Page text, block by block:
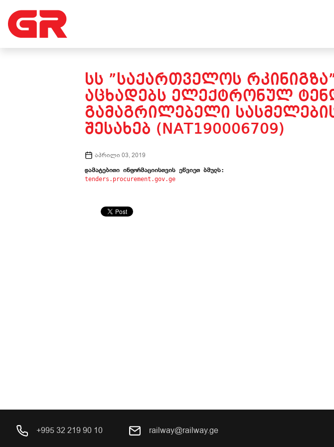
ᲡᲡ ”ᲡᲐᲥᲐᲠᲗᲕᲔᲚᲝᲡ
ᲐᲪᲮᲐᲓᲔᲑᲡ ᲔᲚᲔᲥᲢᲠᲝᲜᲣᲚ
ᲒᲐᲛᲐᲒᲠᲘᲚᲔᲑᲔᲚᲘ
ᲨᲔᲡᲐᲮᲔᲑ (NAT190006709)
აპრილი 03, 2019
დამატებითი ინფორმაციისთვის ეწვიეთ ბმულს:
tenders.procurement.gov.ge
+995 32 219 90 10 railway@railway.ge